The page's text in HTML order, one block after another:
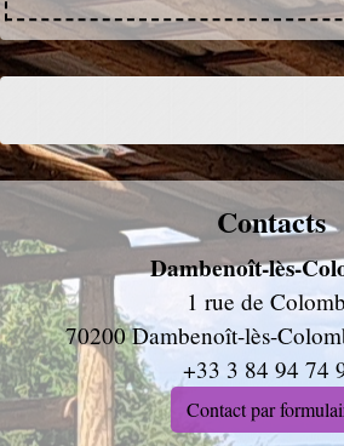
Contacts
Dambenoît-lès-
1 rue de
70200 Dambenoît-lès-
+33 3 84 94 74
Contact par